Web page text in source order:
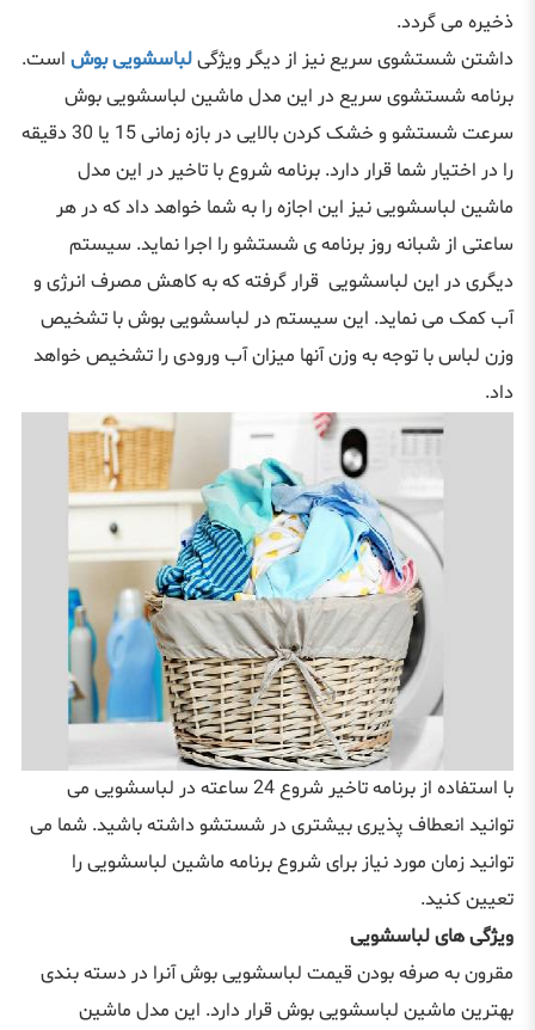
ذخیره می گردد.
داشتن شستشوی سریع نیز از دیگر ویژگیلباسشویی بوش است.
برنامه شستشوی سریع در این مدل ماشین لباسشویی بوش
سرعت شستشو و خشک کردن بالایی در بازه زمانی 15 یا 30 دقیقه
را در اختیار شما قرار دارد. برنامه شروع با تاخیر در این مدل
ماشین لباسشویی نیز این اجازه را به شما خواهد داد که در هر
ساعتی از شبانه روز برنامه‌ ی شستشو را اجرا نماید. سیستم
دیگری در این لباسشویی قرار گرفته که به کاهش مصرف انرژی و
آب کمک می نماید. این سیستم در لباسشویی بوش با تشخیص
وزن لباس با توجه به وزن آنها میزان آب ورودی را تشخیص خواهد
داد.
با استفاده از برنامه تاخیر شروع 24 ساعته در لباسشویی می
توانید انعطاف پذیری بیشتری در شستشو داشته باشید. شما می
توانید زمان مورد نیاز برای شروع برنامه ماشین لباسشویی را
تعیین کنید.
ویژگی های لباسشویی
مقرون به صرفه بودن قیمت لباسشویی بوش آنرا در دسته بندی
بهترین ماشین لباسشویی بوش قرار دارد. این مدل ماشین